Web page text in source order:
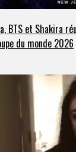
BTS et Shakira
du monde 2026